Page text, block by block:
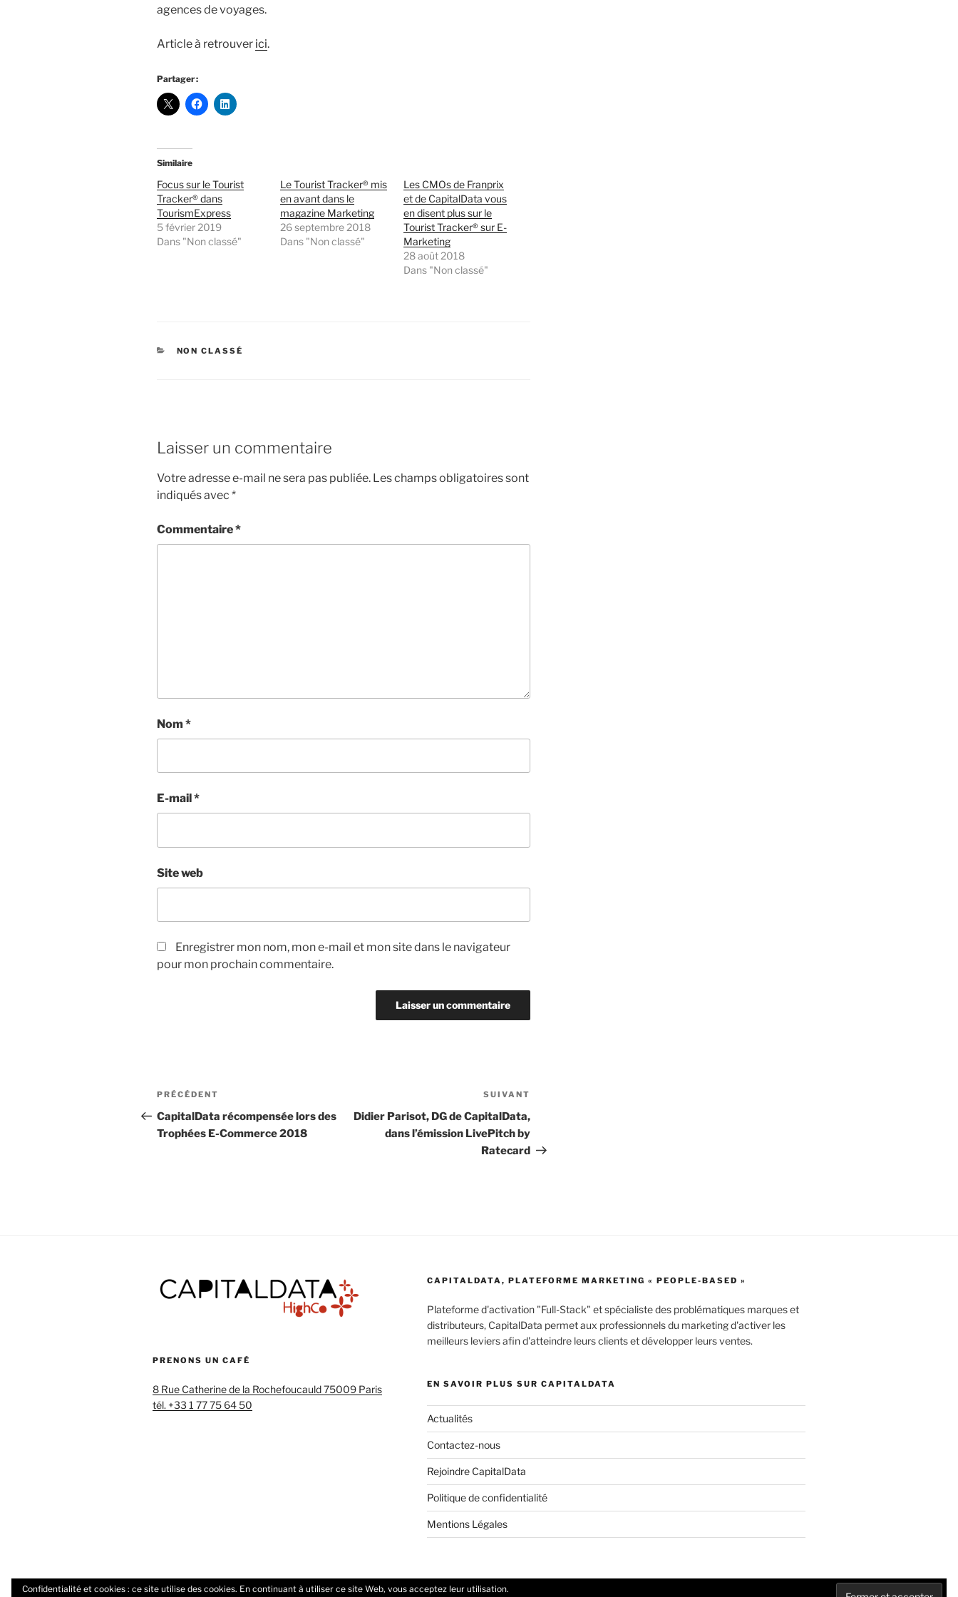
agences de voyages.
Article à retrouver ici.
Partager :
Similaire
Focus sur le Tourist
Tracker® dans
TourismExpress
5 février 2019
Dans "Non classé"
Le Tourist Tracker® mis
en avant dans le
magazine Marketing
26 septembre 2018
Dans "Non classé"
Les CMOs de Franprix
et de CapitalData vous
en disent plus sur le
Tourist Tracker® sur E-
Marketing
28 août 2018
Dans "Non classé"
CATÉGORIES
NON CLASSÉ
Laisser un commentaire
Votre adresse e-mail ne sera pas publiée. Les champs obligatoires sont
indiqués avec *
Commentaire*
Nom *
E-mail *
Site web
Enregistrer mon nom, mon e-mail et mon site dans le navigateur
pour mon prochain commentaire.
Navigation
de
l’article
Article
précédent
PRÉCÉDENT
CapitalData récompensée lors des
Trophées E-Commerce 2018
SUIVANT
Didier Parisot, DG de CapitalData,
dans l’émission LivePitch by
Ratecard
PRENONS UN CAFÉ
8 Rue Catherine de la Rochefoucauld 75009 Paris
tél. +33 1 77 75 64 50
CAPITALDATA, PLATEFORME MARKETING « PEOPLE-BASED »
Plateforme d'activation "Full-Stack" et spécialiste des problématiques marques et
distributeurs, CapitalData permet aux professionnels du marketing d'activer les
meilleurs leviers afin d'atteindre leurs clients et développer leurs ventes.
EN SAVOIR PLUS SUR CAPITALDATA
Actualités
Contactez-nous
Rejoindre CapitalData
Politique de confidentialité
Mentions Légales
Confidentialité et cookies : ce site utilise des cookies. En continuant à utiliser ce site Web, vous acceptez leur utilisation.